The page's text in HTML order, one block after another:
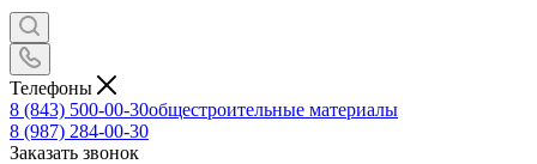
Телефоны
8 (843) 500-00-30общестроительные материалы
8 (987) 284-00-30
Заказать звонок